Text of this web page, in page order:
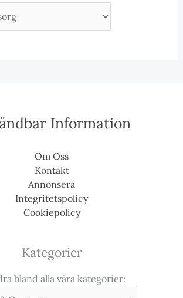
Information
Om Oss
Kontakt
Annonsera
Integritetspolicy
Cookiepolicy
Kategorier
bland alla våra kategorier: